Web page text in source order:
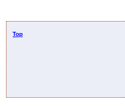
Top